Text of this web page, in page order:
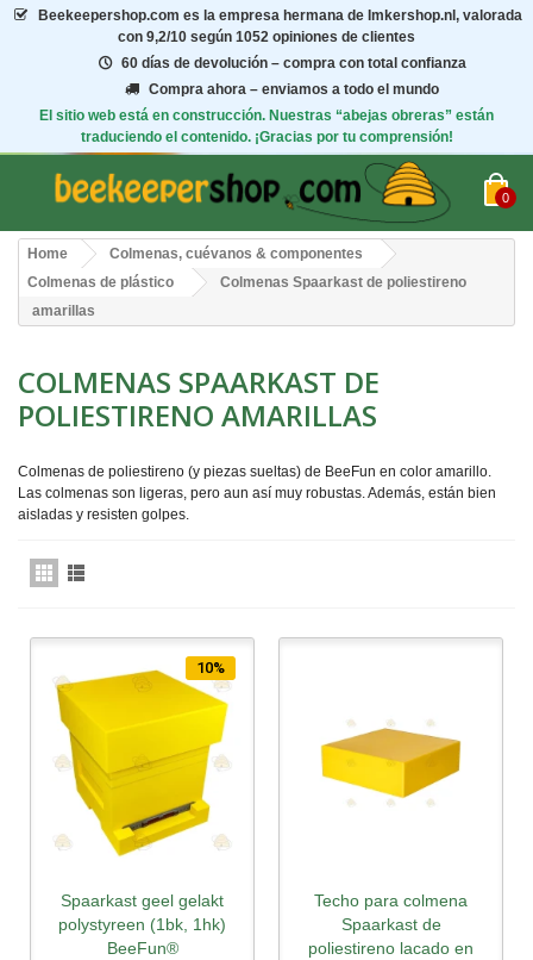
Beekeepershop.com es la empresa hermana de Imkershop.nl, valorada
con 9,2/10 según 1052 opiniones de clientes
60 días de devolución – compra con total confianza
Compra ahora – enviamos a todo el mundo
El sitio web está en construcción. Nuestras “abejas obreras” están
traduciendo el contenido. ¡Gracias por tu comprensión!
0
Home
Colmenas, cuévanos & componentes
Colmenas de plástico
Colmenas Spaarkast de poliestireno
amarillas
COLMENAS SPAARKAST DE
POLIESTIRENO AMARILLAS
Colmenas de poliestireno (y piezas sueltas) de BeeFun en color amarillo.
Las colmenas son ligeras, pero aun así muy robustas. Además, están bien
aisladas y resisten golpes.
10%
Spaarkast geel gelakt
polystyreen (1bk, 1hk)
BeeFun®
Techo para colmena
Spaarkast de
poliestireno lacado en